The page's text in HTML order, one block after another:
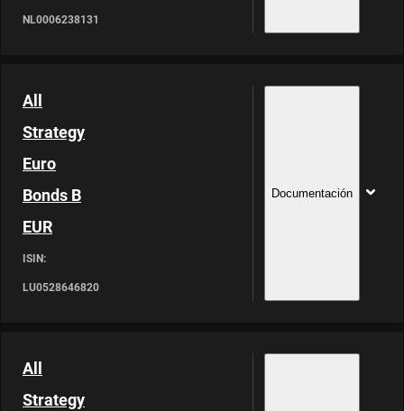
NL0006238131
All
Strategy
Euro
Bonds B
EUR
ISIN:
LU0528646820
Documentación
All
Strategy